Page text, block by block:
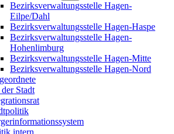
Bezirksverwaltungsstelle Hagen-
Eilpe/Dahl
Bezirksverwaltungsstelle Hagen-Haspe
Bezirksverwaltungsstelle Hagen-
Hohenlimburg
Bezirksverwaltungsstelle Hagen-Mitte
Bezirksverwaltungsstelle Hagen-Nord
Stadt
intern